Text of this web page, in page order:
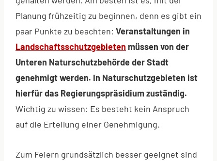
Planung frühzeitig zu beginnen, denn es gibt ein
paar Punkte zu beachten: Veranstaltungen in
Landschaftsschutzgebieten müssen von der
Unteren Naturschutzbehörde der Stadt
genehmigt werden. In Naturschutzgebieten ist
hierfür das Regierungspräsidium zuständig.
Wichtig zu wissen: Es besteht kein Anspruch
auf die Erteilung einer Genehmigung.
Zum Feiern grundsätzlich besser geeignet sind